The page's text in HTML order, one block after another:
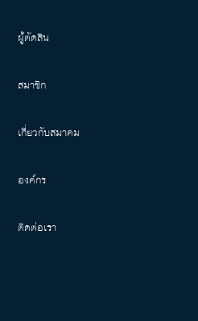
ผู้ตัดสิน
สมาชิก
เกี่ยวกับสมาคม
องค์กร
ติดต่อเรา